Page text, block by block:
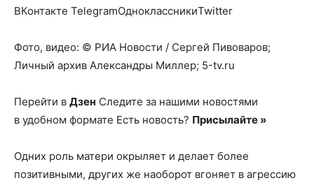
ВКонтакте TelegramОдноклассникиTwitter
Фото, видео: © РИА Новости / Сергей Пивоваров;
Личный архив Александры Миллер; 5-tv.ru
Перейти в Дзен Следите за нашими новостями
в удобном формате Есть новость? Присылайте »
Одних роль матери окрыляет и делает более
позитивными, других же наоборот вгоняет в агрессию